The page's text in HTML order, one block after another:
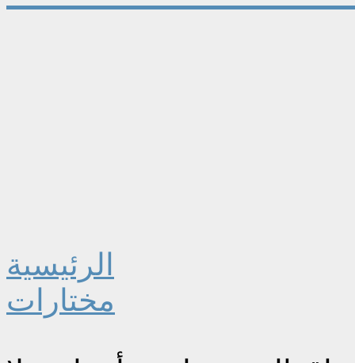
الرئيسية
مختارات